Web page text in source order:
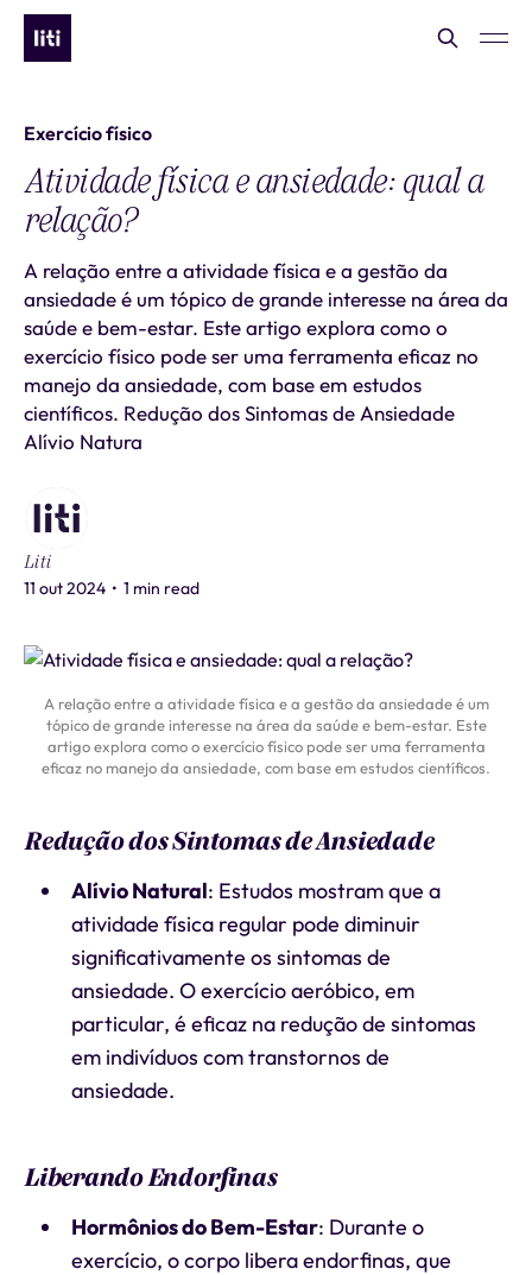
Exercício físico
Atividade física e ansiedade: qual a
relação?
A relação entre a atividade física e a gestão da
ansiedade é um tópico de grande interesse na área da
saúde e bem-estar. Este artigo explora como o
exercício físico pode ser uma ferramenta eficaz no
manejo da ansiedade, com base em estudos
científicos. Redução dos Sintomas de Ansiedade
Alívio Natura
Liti
11 out 2024 • 1 min read
A relação entre a atividade física e a gestão da ansiedade é um
tópico de grande interesse na área da saúde e bem-estar. Este
artigo explora como o exercício físico pode ser uma ferramenta
eficaz no manejo da ansiedade, com base em estudos científicos.
Redução dos Sintomas de Ansiedade
Alívio Natural: Estudos mostram que a
atividade física regular pode diminuir
significativamente os sintomas de
ansiedade. O exercício aeróbico, em
particular, é eficaz na redução de sintomas
em indivíduos com transtornos de
ansiedade.
Liberando Endorfinas
Hormônios do Bem-Estar: Durante o
exercício, o corpo libera endorfinas, que